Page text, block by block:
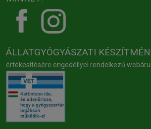
ÁLLATGYÓGYÁSZATI
értékesítésére engedéllyel rendelkező